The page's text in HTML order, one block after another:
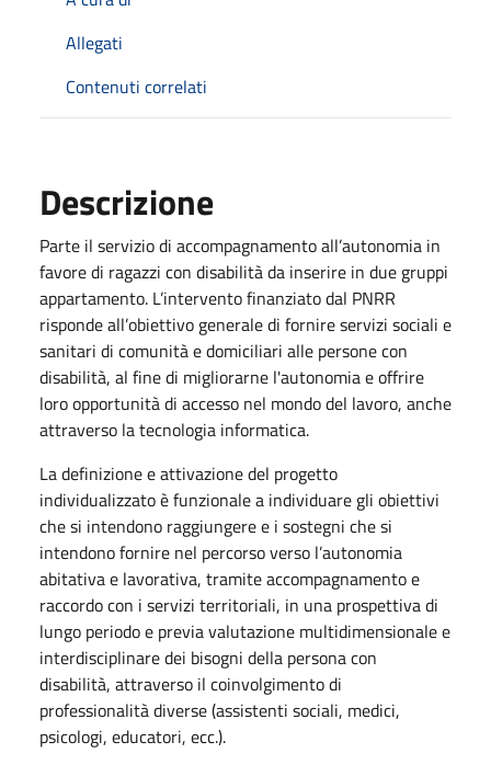
Allegati
Contenuti correlati
Descrizione
Parte il servizio di accompagnamento all’autonomia in
favore di ragazzi con disabilità da inserire in due gruppi
appartamento. L’intervento finanziato dal PNRR
risponde all’obiettivo generale di fornire servizi sociali e
sanitari di comunità e domiciliari alle persone con
disabilità, al fine di migliorarne l'autonomia e offrire
loro opportunità di accesso nel mondo del lavoro, anche
attraverso la tecnologia informatica.
La definizione e attivazione del progetto
individualizzato è funzionale a individuare gli obiettivi
che si intendono raggiungere e i sostegni che si
intendono fornire nel percorso verso l’autonomia
abitativa e lavorativa, tramite accompagnamento e
raccordo con i servizi territoriali, in una prospettiva di
lungo periodo e previa valutazione multidimensionale e
interdisciplinare dei bisogni della persona con
disabilità, attraverso il coinvolgimento di
professionalità diverse (assistenti sociali, medici,
psicologi, educatori, ecc.).